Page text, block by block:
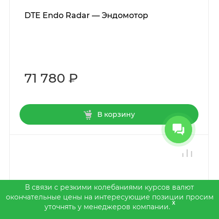
DTE Endo Radar — Эндомотор
71 780 ₽
В корзину
В связи с резкими колебаниями курсов валют
окончательные цены на интересующие позиции просим
уточнять у менеджеров компании.
x